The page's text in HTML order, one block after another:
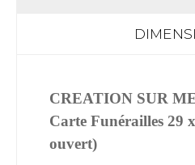
CREATION SUR
Carte Funérailles 29
ouvert)